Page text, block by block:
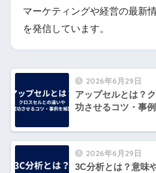
マーケティングや経営の最新
を発信しています。
2026年6月29日
アップセルとは？
功させるコツ・事
2026年6月29日
3C分析とは？意味